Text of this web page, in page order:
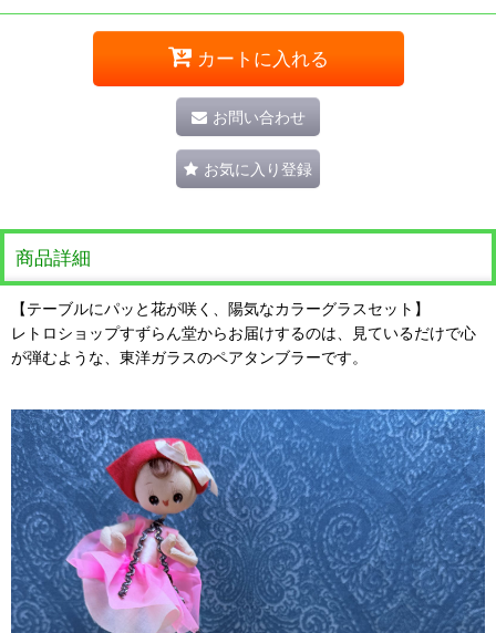
カートに入れる
お問い合わせ
お気に入り登録
商品詳細
【テーブルにパッと花が咲く、陽気なカラーグラスセット】
レトロショップすずらん堂からお届けするのは、見ているだけで心
が弾むような、東洋ガラスのペアタンブラーです。